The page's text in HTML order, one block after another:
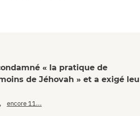
« la pratique de
de Jéhovah » et a exigé
encore 11...